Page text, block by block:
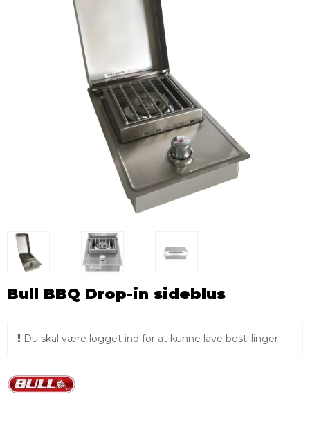
Bull BBQ Drop-in sideblus
Du skal være logget ind for at kunne lave bestillinger